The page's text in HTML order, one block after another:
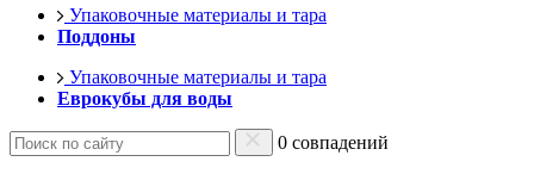
Упаковочные материалы и тара
Поддоны
Упаковочные материалы и тара
Еврокубы для воды
0 совпадений